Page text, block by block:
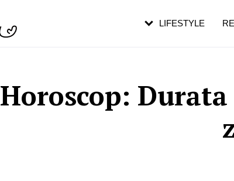
Horoscop:
LIFESTYLE
pe măsură ce înaintezi în vârstă